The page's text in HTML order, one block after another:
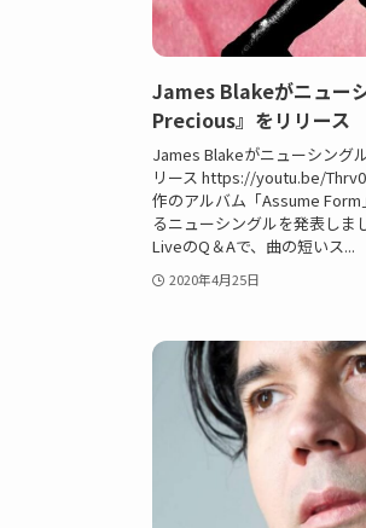
James Blakeがニュー
Precious』をリリース
James Blakeがニューシング
リース https://youtu.be/
作のアルバム「Assume
るニューシングルを発表しま
LiveのQ＆Aで、曲の短いス...
2020年4月25日